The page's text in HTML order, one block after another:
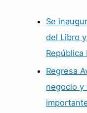
Se
del Libro
República
Regresa
negocio y